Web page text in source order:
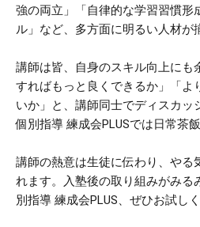
強の両立」「自律的な学習習慣形
ル」など、多方面に明るい人材が
講師は皆、自身のスキル向上にも
すればもっと良くできるか」「よ
いか」と、講師同士でディスカッ
個別指導 練成会PLUSでは日常茶飯
講師の熱意は生徒に伝わり、やる
れます。入塾後の取り組みがみる
別指導 練成会PLUS、ぜひお試しく